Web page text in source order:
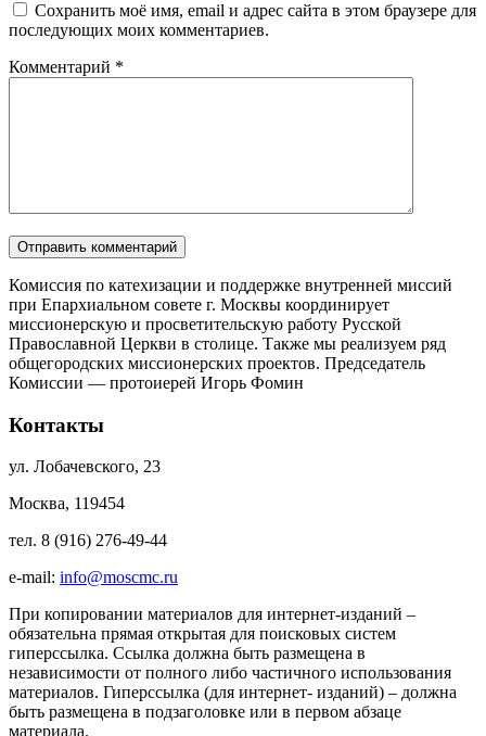
Сохранить моё имя, email и адрес сайта в этом браузере для
последующих моих комментариев.
Комментарий *
Комиссия по катехизации и поддержке внутренней миссий
при Епархиальном совете г. Москвы координирует
миссионерскую и просветительскую работу Русской
Православной Церкви в столице. Также мы реализуем ряд
общегородских миссионерских проектов. Председатель
Комиссии — протоиерей Игорь Фомин
Контакты
ул. Лобачевского, 23
Москва, 119454
тел. 8 (916) 276-49-44
e-mail: info@moscmc.ru
При копировании материалов для интернет-изданий –
обязательна прямая открытая для поисковых систем
гиперссылка. Ссылка должна быть размещена в
независимости от полного либо частичного использования
материалов. Гиперссылка (для интернет- изданий) – должна
быть размещена в подзаголовке или в первом абзаце
материала.